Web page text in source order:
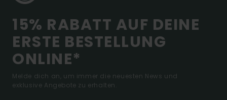
15% RABATT AUF DEINE
ERSTE BESTELLUNG
ONLINE*
Melde dich an, um immer die neuesten News und
exklusive Angebote zu erhalten.